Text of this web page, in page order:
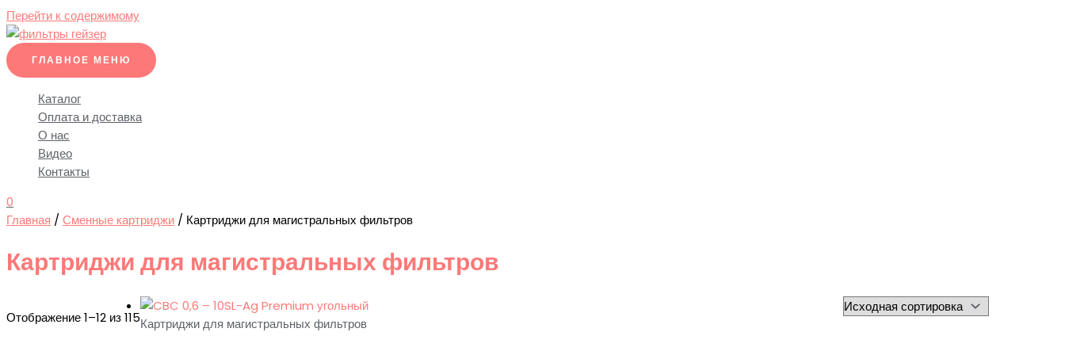
Перейти к содержимому
ГЛАВНОЕ МЕНЮ
Каталог
Оплата и доставка
О нас
Видео
Контакты
0
Главная / Сменные картриджи / Картриджи для магистральных фильтров
Картриджи для магистральных фильтров
Отображение 1–12 из 115Картриджи для магистральных фильтров